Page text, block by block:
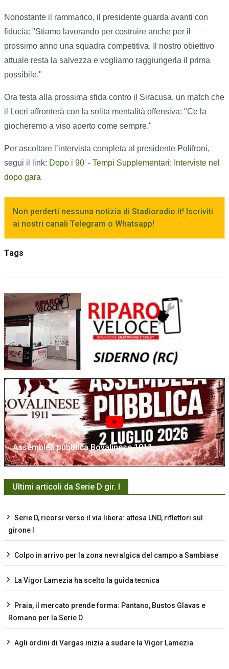
Nonostante il rammarico, il presidente guarda avanti con
fiducia: "Stiamo lavorando per costruire anche per il
prossimo anno una squadra competitiva. Il nostro obiettivo
attuale resta la salvezza e vogliamo raggiungerla il prima
possibile."
Ora testa alla prossima sfida contro il Siracusa, un match che
il Locri affronterà con la solita mentalità offensiva: "Ce la
giocheremo a viso aperto come sempre."
Per ascoltare l’intervista completa al presidente Polifroni,
segui il link: Dopo i 90' - Tempi Supplementari: Interviste nel
dopo gara
Non perderti nessuna notizia di Stadioradio.it! Iscriviti
ai nostri canali Telegram o Whatsapp!
Tags
Assemblea pubblica Bovalinese 1911
Ultimi articoli da Serie D gir. I
Serie D, ricorsi verso il via libera: attesa LND, riflettori sul
girone I
Colpo in arrivo per la zona nevralgica del campo a Sambiase
La Vigor Lamezia ha scelto la guida tecnica
Praia, il mercato prende forma: Pantano, Bustos Glavas e
Romano per la Serie D
Agli ordini di Vargas inizia a sudare la Vigor Lamezia